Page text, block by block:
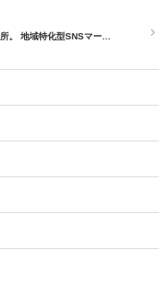
。 地域特化型SNSマー…